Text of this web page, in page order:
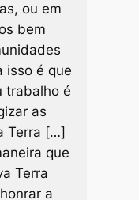
ou em
bem
isso é que
trabalho é
as
Terra […]
que
Terra
a